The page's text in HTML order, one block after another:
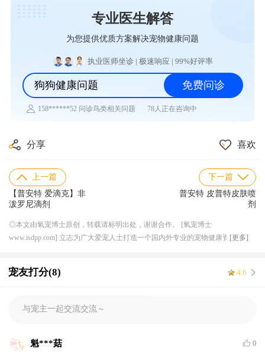
专业医生解答
为您提供优质方案解决宠物健康问题
执业医师坐诊 | 极速响应 | 99%好评率
狗狗健康问题 免费问诊
158******52 问诊鸟类相关问题
131******78 问诊仓鼠相关问题
157******30 问诊水族相关问题
139******89 问诊猫咪相关问题
144******48 问诊狗狗相关问题
78人正在咨询中
分享 喜欢
上一篇
【普安特 爱滴克】非
泼罗尼滴剂
下一篇
普安特 皮普特皮肤喷
剂
◎本文由氧宠博士原创，转载请标明出处，谢谢合作。 [氧宠博士
www.isdpp.com] 立志为广大爱宠人士打造一个国内外专业的宠物健康资讯平
优势，提供一体化服务，解决宠物健康需求。
[更多]
宠友打分(8) 4.6
与宠主一起交流交流～
魁***菇 0